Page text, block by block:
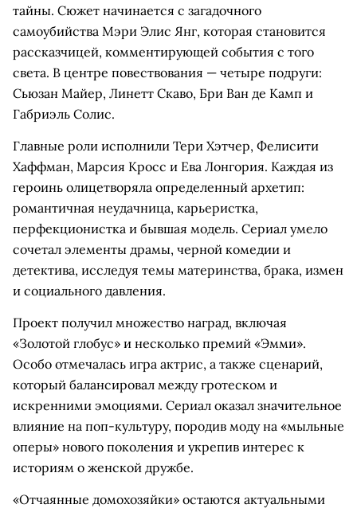
тайны. Сюжет начинается с загадочного
самоубийства Мэри Элис Янг, которая становится
рассказчицей, комментирующей события с того
света. В центре повествования — четыре подруги:
Сьюзан Майер, Линетт Скаво, Бри Ван де Камп и
Габриэль Солис.
Главные роли исполнили Тери Хэтчер, Фелисити
Хаффман, Марсия Кросс и Ева Лонгория. Каждая из
героинь олицетворяла определенный архетип:
романтичная неудачница, карьеристка,
перфекционистка и бывшая модель. Сериал умело
сочетал элементы драмы, черной комедии и
детектива, исследуя темы материнства, брака, измен
и социального давления.
Проект получил множество наград, включая
«Золотой глобус» и несколько премий «Эмми».
Особо отмечалась игра актрис, а также сценарий,
который балансировал между гротеском и
искренними эмоциями. Сериал оказал значительное
влияние на поп-культуру, породив моду на «мыльные
оперы» нового поколения и укрепив интерес к
историям о женской дружбе.
«Отчаянные домохозяйки» остаются актуальными